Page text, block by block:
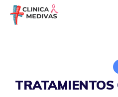
Skip
TRATAMIENTOS